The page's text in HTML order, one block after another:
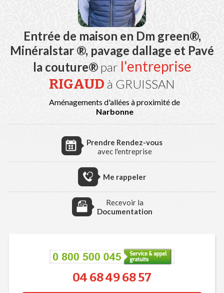
Entrée de maison en Dm green®,
Minéralstar ®, pavage dallage et Pavé
la couture®par l'entreprise
RIGAUD à GRUISSAN
Aménagements d'allées à proximité de
Narbonne
Prendre Rendez-vous
avec l'entreprise
Me rappeler
Recevoir la
Documentation
04 68 49 68 57